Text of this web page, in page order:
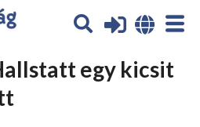
egy kicsit